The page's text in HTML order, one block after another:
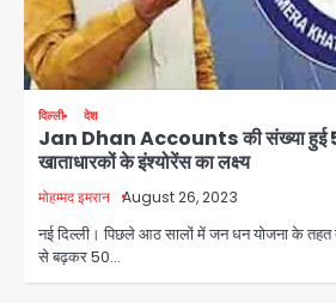
दिल्ली देश
Jan Dhan Accounts की संख्या हुई
खाताधारकों के इंश्योरेंस का लक्ष्य
मोहम्मद इमरान August 26, 2023
नई दिल्ली। पिछले आठ सालों में जन धन योजना के तहत
से बढ़कर 50…
4
Greater Noida
Connection
कॉल पर 9.77 लाख
Avinash Kumar
Taylor Swift: ट्रंप
पोस्ट से हटाए गए गाने,
Avinash Kumar